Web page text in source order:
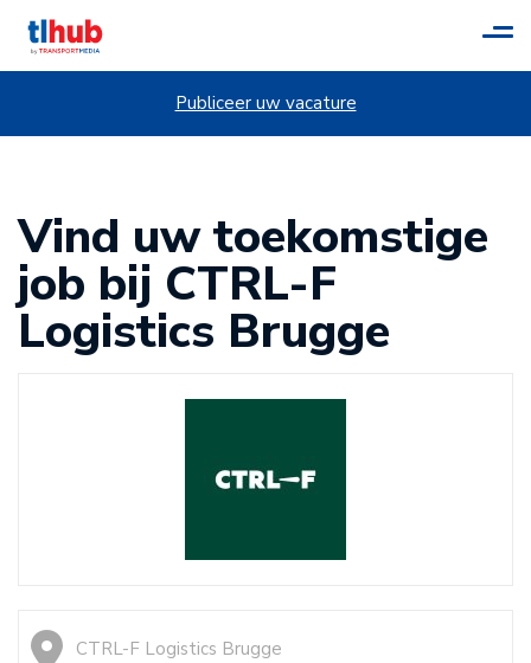
Publiceer uw vacature
Vind uw toekomstige
job bij CTRL-F
Logistics Brugge
CTRL-F Logistics Brugge